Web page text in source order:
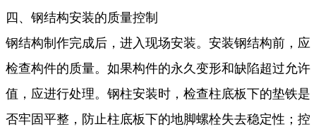
四、钢结构安装的质量控制
钢结构制作完成后，进入现场安装。安装钢结构前，应
检查构件的质量。如果构件的永久变形和缺陷超过允许
值，应进行处理。钢柱安装时，检查柱底板下的垫铁是
否牢固平整，防止柱底板下的地脚螺栓失去稳定性；控